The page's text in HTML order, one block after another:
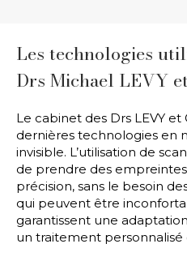
Les technologies
Drs Michael LEVY
Le cabinet des Drs LEVY
dernières technologies en
invisible. L’utilisation de
de prendre des
précision, sans le besoin
qui peuvent être
garantissent une
un traitement personnalisé